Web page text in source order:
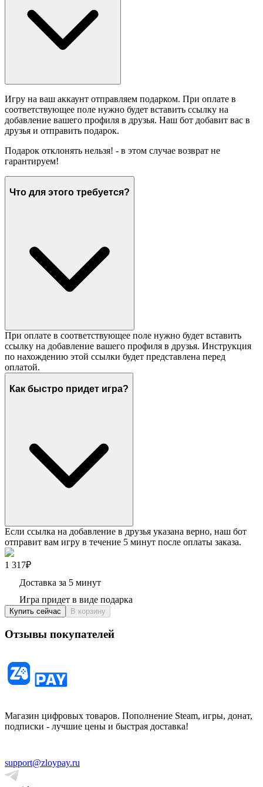
Игру на ваш аккаунт отправляем подарком. При оплате в
соответствующее поле нужно будет вставить ссылку на
добавление вашего профиля в друзья. Наш бот добавит вас в
друзья и отправить подарок.
Подарок отклонять нельзя! - в этом случае возврат не
гарантируем!
Что для этого требуется?
При оплате в соответствующее поле нужно будет вставить
ссылку на добавление вашего профиля в друзья. Инструкция
по нахождению этой ссылки будет представлена перед
оплатой.
Как быстро придет игра?
Если ссылка на добавление в друзья указана верно, наш бот
отправит вам игру в течение 5 минут после оплаты заказа.
1 317₽
Доставка за 5 минут
Игра придет в виде подарка
Купить сейчас В корзину
Отзывы покупателей
Магазин цифровых товаров. Пополнение Steam, игры, донат,
подписки - лучшие цены и быстрая доставка!
support@zloypay.ru